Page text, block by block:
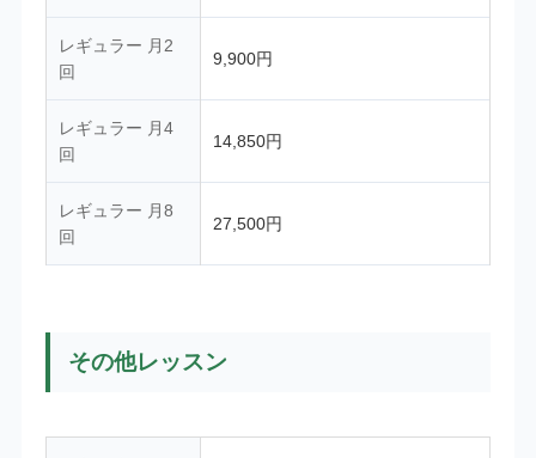
レギュラー 月2
回
9,900円
レギュラー 月4
回
14,850円
レギュラー 月8
回
27,500円
その他レッスン